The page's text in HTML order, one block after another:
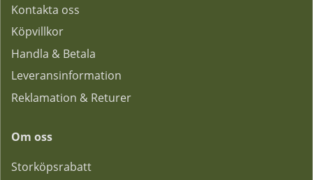
Kontakta oss
Köpvillkor
Handla & Betala
Leveransinformation
Reklamation & Returer
Om oss
Storköpsrabatt